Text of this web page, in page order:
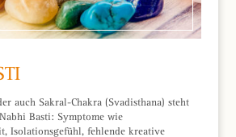
auch Sakral-Chakra (Svadisthana) steht
Basti: Symptome wie
Isolationsgefühl, fehlende kreative